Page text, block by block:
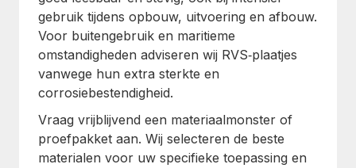
gebruik tijdens opbouw, uitvoering en afbouw.
Voor buitengebruik en maritieme
omstandigheden adviseren wij RVS‑plaatjes
vanwege hun extra sterkte en
corrosiebestendigheid.
Vraag vrijblijvend een materiaalmonster of
proefpakket aan. Wij selecteren de beste
materialen voor uw specifieke toepassing en